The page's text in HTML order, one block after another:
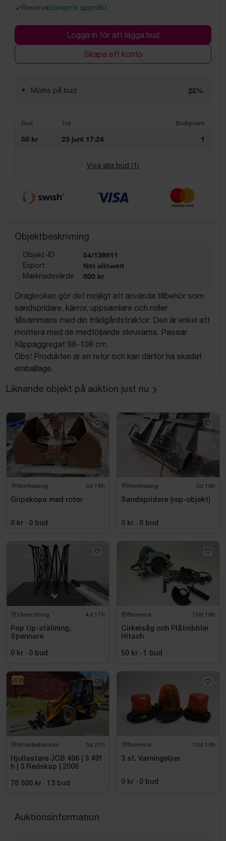
Reservationspris uppnått
Logga in för att lägga bud
Skapa ett konto
Moms på bud 25%
Bud Tid Budgivare
50 kr 23 juni 17:24 1
Visa alla bud (1 )
Objektbeskrivning
Objekt-ID 54/139811
Export Not allowed
Marknadsvärde 800 kr
Dragkroken gör det möjligt att använda tillbehör som
sandspridare, kärror, uppsamlare och roller
tillsammans med din trädgårdstraktor. Den är enkel att
montera med de medföljande skruvarna. Passar
Klippaggregat 98-108 cm.
Obs! Produkten är en retur och kan därför ha skadat
emballage.
Liknande objekt på auktion just nu
Norrköping 3d 18h
Gripskopa med rotor
0 kr · 0 bud
Norrköping 3d 18h
Sandspridare (rep-objekt)
0 kr · 0 bud
Vänersborg 4d 17h
Pop Up-ställning,
Spennare
0 kr · 0 bud
Bromma 10d 16h
Cirkelsåg och Plåtnibbler
Hitach
50 kr · 1 bud
Smedjebacken 3d 21h
Hjullastare JCB 406 | 3 491
h | 3 Redskap | 2006
76 500 kr · 13 bud
JCB
Bromma 10d 16h
3 st. Varningsljus
0 kr · 0 bud
Auktionsinformation